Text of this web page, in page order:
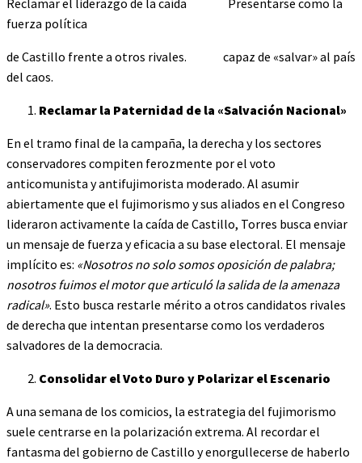
Reclamar el liderazgo de la caída Presentarse como la
fuerza política
de Castillo frente a otros rivales. capaz de «salvar» al país
del caos.
Reclamar la Paternidad de la «Salvación Nacional»
En el tramo final de la campaña, la derecha y los sectores
conservadores compiten ferozmente por el voto
anticomunista y antifujimorista moderado. Al asumir
abiertamente que el fujimorismo y sus aliados en el Congreso
lideraron activamente la caída de Castillo, Torres busca enviar
un mensaje de fuerza y eficacia a su base electoral. El mensaje
implícito es: «Nosotros no solo somos oposición de palabra;
nosotros fuimos el motor que articuló la salida de la amenaza
radical». Esto busca restarle mérito a otros candidatos rivales
de derecha que intentan presentarse como los verdaderos
salvadores de la democracia.
Consolidar el Voto Duro y Polarizar el Escenario
A una semana de los comicios, la estrategia del fujimorismo
suele centrarse en la polarización extrema. Al recordar el
fantasma del gobierno de Castillo y enorgullecerse de haberlo